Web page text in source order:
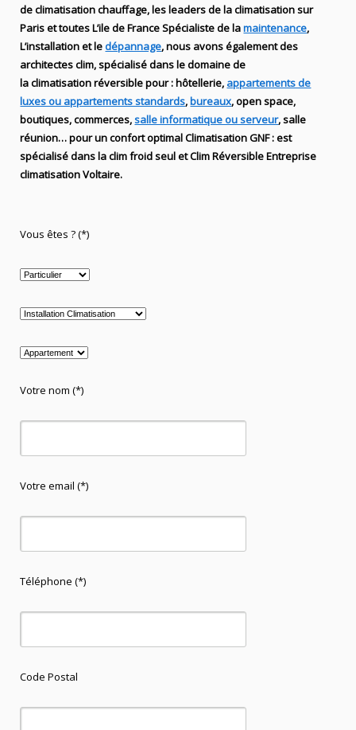
declimatisation chauffage, les leadersde laclimatisation sur
Paris et toutes L’ile de France Spécialiste delamaintenance,
L’installationet ledépannage, nous avons également des
architectes clim,spécialisé dans le domaine de
laclimatisation réversiblepour : hôtellerie, appartements de
luxes ou appartements standards,bureaux, open space,
boutiques, commerces,salle informatique ou serveur, salle
réunion… pour un confort optimalClimatisationGNF:est
spécialisédans la climfroid seul et Clim Réversible Entreprise
climatisation Voltaire.
Vous êtes ? (*)
Votre nom (*)
Votre email (*)
Téléphone (*)
Code Postal